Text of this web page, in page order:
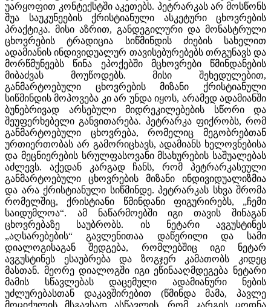
უარყოფით კონტექსტში აკეთებს. პეტრარკას არ მოსწონს
შუა საუკუნეების ქრისტიანული ასკეტური ცხოვრების
პრაქტიკა. მისი აზრით, განდეგილური და მონასტრული
ცხოვრების ტრადიცია სიწმინდის ძიების სახელით
ადამიანის ინდივიდუალურ თავისებურებებს თრგუნავს და
მორწმუნეებს წინა ეპოქებში მცხოვრები წმინდანების
მიბაძვას მოუწოდებს. მისი შეხედულებით,
განმარტოებული ცხოვრების მიზანი ქრისტიანული
სიწმინდის მოპოვება კი არ უნდა იყოს, არამედ ადამიანში
ბუნებრივად არსებული მიდრეკილებების სწორი და
შეუფერხებელი განვითარება. პეტრარკა ფიქრობს, რომ
განმარტოებული ცხოვრება, რომელიც მეგობრებთან
ურთიერთობას არ გამორიცხავს, ადამიანს ხელოვნებისა
და მეცნიერების სრულფასოვანი მსახურების საშუალებას
აძლევს. აქედან კარგად ჩანს, რომ პეტრარკასეული
განმარტოებული ცხოვრების მიზანი ინდივიდუალიზმია
და არა ქრისტიანული სიწმინდე. პეტრარკას სხვა შრომა
რომელშიც, ქრისტიანი წმინდანი ფიგურირებს, „ჩემი
საიდუმლოა“. ამ ნაწარმოებში იგი თავის შინაგან
ცხოვრებაზე საუბრობს. ის ნეტარი ავგუსტინეს
„აღსარებების“ გავლენითაა დაწერილი და სამი
დიალოგისაგან შედგება, რომლებშიც იგი ნეტარ
ავგუსტინეს ესაუბრება და ზოგჯერ კამათობს კიდეც
მასთან. მეორე დიალოგში იგი ეწინააღმდეგება ნეტარი
მამის სწავლებას დაცემული ადამიანური ნების
უძლურებასთან დაკავშირებით (წმინდა მამა, პავლე
მოციქულის მსგავსად ასწავლის, რომ კარგის ცოდნა